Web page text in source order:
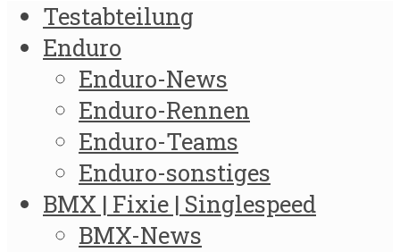
Testabteilung
Enduro
Enduro-News
Enduro-Rennen
Enduro-Teams
Enduro-sonstiges
BMX | Fixie | Singlespeed
BMX-News